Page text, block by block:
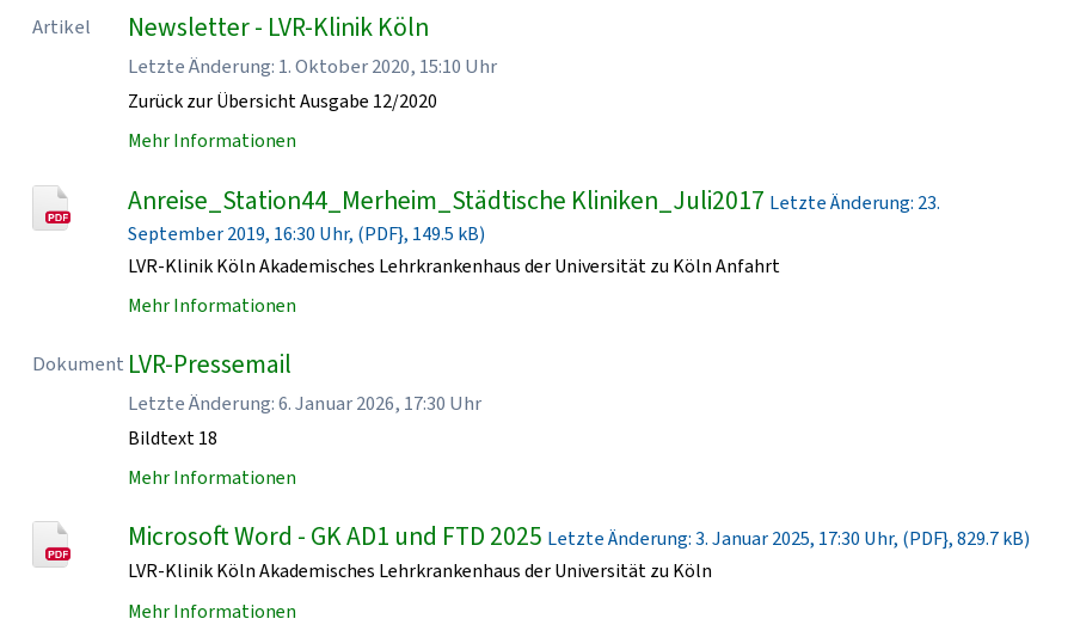
Artikel Newsletter - LVR-Klinik Köln
Letzte Änderung: 1. Oktober 2020, 15:10 Uhr
Zurück zur Übersicht Ausgabe 12/2020
Mehr Informationen
Anreise_Station44_Merheim_Städtische Kliniken_Juli2017 Letzte Änderung: 23.
September 2019, 16:30 Uhr, (PDF}, 149.5 kB)
LVR-Klinik Köln Akademisches Lehrkrankenhaus der Universität zu Köln Anfahrt
Mehr Informationen
Dokument LVR-Pressemail
Letzte Änderung: 6. Januar 2026, 17:30 Uhr
Bildtext 18
Mehr Informationen
Microsoft Word - GK AD1 und FTD 2025 Letzte Änderung: 3. Januar 2025, 17:30 Uhr, (PDF}, 829.7 kB)
LVR-Klinik Köln Akademisches Lehrkrankenhaus der Universität zu Köln
Mehr Informationen